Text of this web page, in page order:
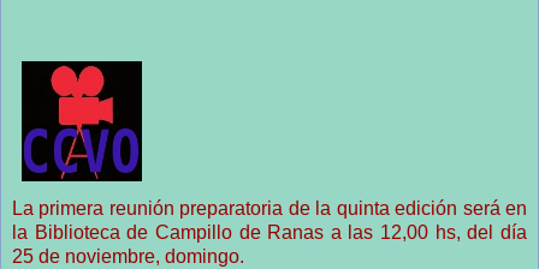
La primera reunión preparatoria de la quinta edición será en
la Biblioteca de Campillo de Ranas a las 12,00 hs, del día
25 de noviembre, domingo.